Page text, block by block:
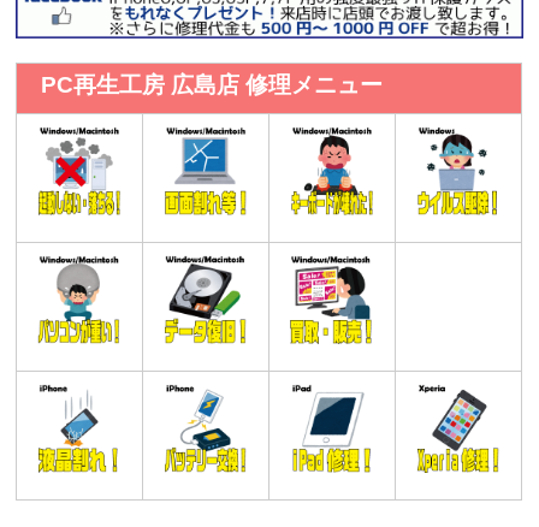
PC再生工房 広島店 修理メニュー